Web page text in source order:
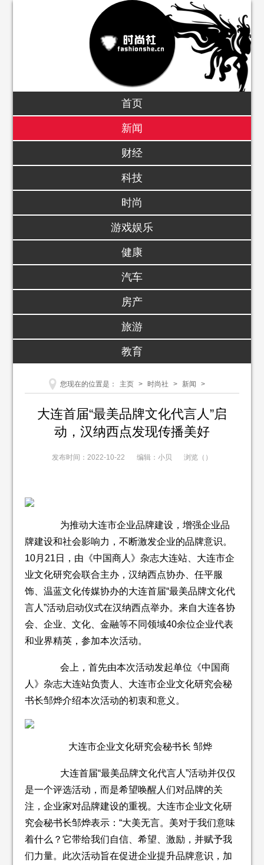
首页
新闻
财经
科技
时尚
游戏娱乐
健康
汽车
房产
旅游
教育
您现在的位置是： 主页 > 时尚社 > 新闻 >
大连首届“最美品牌文化代言人”启
动，汉纳西点发现传播美好
发布时间：2022-10-22 编辑：小贝 浏览（ ）
为推动大连市企业品牌建设，增强企业品
牌建设和社会影响力，不断激发企业的品牌意识。
10月21日，由《中国商人》杂志大连站、大连市企
业文化研究会联合主办，汉纳西点协办、任平服
饰、温蓝文化传媒协办的大连首届“最美品牌文化代
言人”活动启动仪式在汉纳西点举办。来自大连各协
会、企业、文化、金融等不同领域40余位企业代表
和业界精英，参加本次活动。
会上，首先由本次活动发起单位《中国商
人》杂志大连站负责人、大连市企业文化研究会秘
书长邹烨介绍本次活动的初衷和意义。
大连市企业文化研究会秘书长 邹烨
大连首届“最美品牌文化代言人”活动并仅仅
是一个评选活动，而是希望唤醒人们对品牌的关
注，企业家对品牌建设的重视。大连市企业文化研
究会秘书长邹烨表示：“大美无言。美对于我们意味
着什么？它带给我们自信、希望、激励，并赋予我
们力量。此次活动旨在促进企业提升品牌意识，加